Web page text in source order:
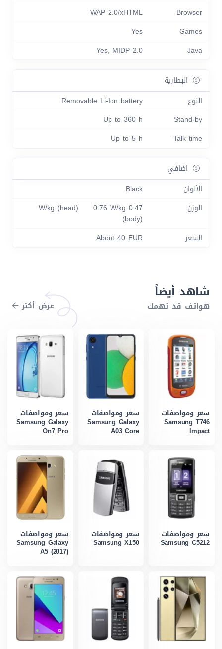
Browser
WAP 2.0/xHTML
Games
Yes
Java
Yes, MIDP 2.0
البطارية
النوع
Removable Li-Ion battery
Stand-by
Up to 360 h
Talk time
Up to 5 h
اضافي
الألوان
Black
الوزن
0.47 W/kg (head) 0.76 W/kg
(body)
السعر
About 40 EUR
شاهد أيضاً
هواتف قد تهمك عرض أكتر
سعر ومواصفات
Samsung T746
Impact
سعر ومواصفات
Samsung Galaxy
A03 Core
سعر ومواصفات
Samsung Galaxy
On7 Pro
سعر ومواصفات
Samsung C5212
سعر ومواصفات
Samsung X150
سعر ومواصفات
Samsung Galaxy
A5 (2017)